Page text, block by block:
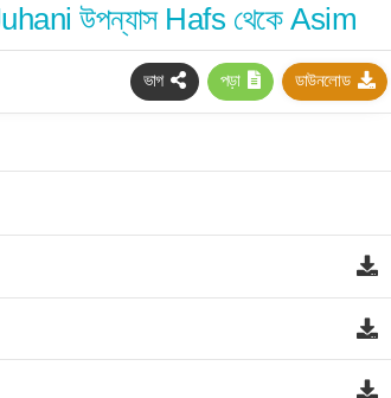
উপন্যাস Hafs থেকে Asim
ডাউনলোড
পড়া
ভাগ